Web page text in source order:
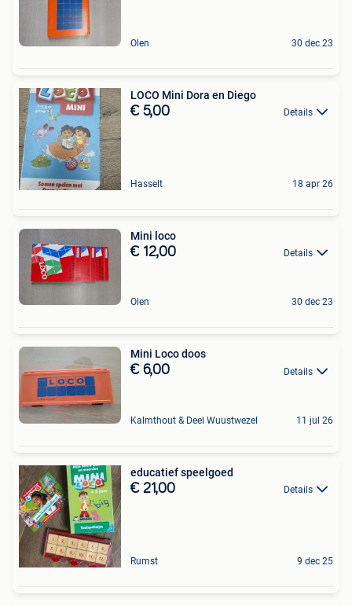
Olen 30 dec 23
LOCO Mini Dora en Diego
€ 5,00 Details
Hasselt 18 apr 26
Mini loco
€ 12,00 Details
Olen 30 dec 23
Mini Loco doos
€ 6,00 Details
Kalmthout & Deel Wuustwezel 11 jul 26
educatief speelgoed
€ 21,00 Details
Rumst 9 dec 25